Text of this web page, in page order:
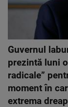
Guvernul
prezintă luni
radicale”
moment în
extrema